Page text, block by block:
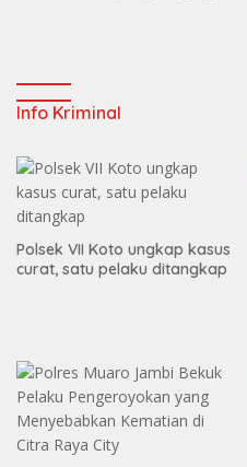
Info Kriminal
Polsek VII Koto ungkap kasus
curat, satu pelaku ditangkap